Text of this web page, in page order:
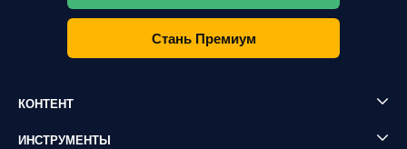
Стань Премиум
КОНТЕНТ
ИНСТРУМЕНТЫ